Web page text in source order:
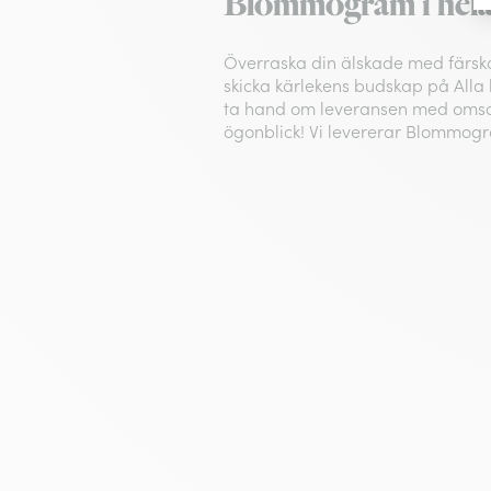
Överraska din älskade med
skicka kärlekens budskap på
ta hand om leveransen med
ögonblick! Vi levererar